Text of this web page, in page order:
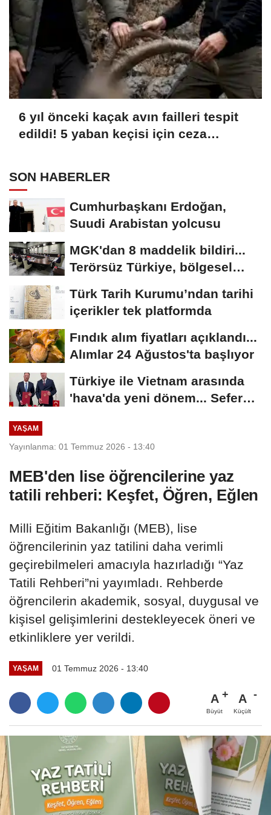
6 yıl önceki kaçak avın failleri tespit
edildi! 5 yaban keçisi için ceza
SON HABERLER
Cumhurbaşkanı Erdoğan,
Suudi Arabistan yolcusu
MGK'dan 8 maddelik bildiri...
Terörsüz Türkiye, bölgesel
Türk Tarih Kurumu’ndan tarihi
içerikler tek platformda
Fındık alım fiyatları açıklandı...
Alımlar 24 Ağustos'ta başlıyor
Türkiye ile Vietnam arasında
'hava'da yeni dönem... Sefer
YAŞAM
Yayınlanma: 01 Temmuz 2026 - 13:40
MEB'den lise öğrencilerine yaz
tatili rehberi: Keşfet, Öğren, Eğlen
Milli Eğitim Bakanlığı (MEB), lise
öğrencilerinin yaz tatilini daha verimli
geçirebilmeleri amacıyla hazırladığı “Yaz
Tatili Rehberi”ni yayımladı. Rehberde
öğrencilerin akademik, sosyal, duygusal ve
kişisel gelişimlerini destekleyecek öneri ve
etkinliklere yer verildi.
YAŞAM 01 Temmuz 2026 - 13:40
A
Büyüt
A
Küçült